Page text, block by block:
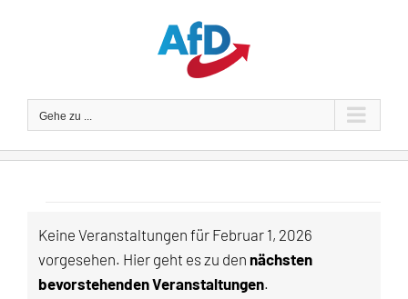
Gehe zu ...
Veranstaltungen
für
Hinweis
Keine Veranstaltungen für Februar 1, 2026
vorgesehen. Hier geht es zu den nächsten
bevorstehenden Veranstaltungen.